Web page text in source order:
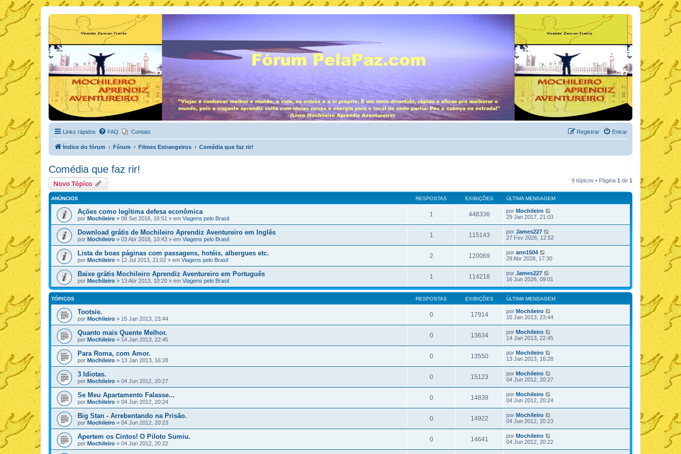
Links rápidos FAQ Contato Entrar
Registrar
Índice do fórum Fórum Filmes Estrangeiros Comédia que faz rir!
Comédia que faz rir!
Novo Tópico 9 tópicos • Página 1 de 1
ANÚNCIOS RESPOSTAS EXIBIÇÕES ÚLTIMA MENSAGEM
Ações como legítima defesa econômica
por Mochileiro » 08 Set 2016, 16:51 » em Viagens pelo Brasil
1 448336 por Mochileiro
29 Jan 2017, 21:03
Download grátis de Mochileiro Aprendiz Aventureiro em Inglês
por Mochileiro » 03 Abr 2016, 10:43 » em Viagens pelo Brasil
1 115143 por James227
27 Fev 2026, 12:52
Lista de boas páginas com passagens, hotéis, albergues etc.
por Mochileiro » 12 Jul 2013, 21:02 » em Viagens pelo Brasil
2 120069 por ann1504
29 Abr 2026, 17:30
Baixe grátis Mochileiro Aprendiz Aventureiro em Português
por Mochileiro » 13 Abr 2013, 10:20 » em Viagens pelo Brasil
1 114218 por James227
16 Jun 2026, 09:01
TÓPICOS RESPOSTAS EXIBIÇÕES ÚLTIMA MENSAGEM
Tootsie.
por Mochileiro » 15 Jan 2013, 23:44
0 17914 por Mochileiro
15 Jan 2013, 23:44
Quanto mais Quente Melhor.
por Mochileiro » 14 Jan 2013, 22:45
0 13634 por Mochileiro
14 Jan 2013, 22:45
Para Roma, com Amor.
por Mochileiro » 13 Jan 2013, 16:28
0 13550 por Mochileiro
13 Jan 2013, 16:28
3 Idiotas.
por Mochileiro » 04 Jun 2012, 20:27
0 15123 por Mochileiro
04 Jun 2012, 20:27
Se Meu Apartamento Falasse...
por Mochileiro » 04 Jun 2012, 20:24
0 14839 por Mochileiro
04 Jun 2012, 20:24
Big Stan - Arrebentando na Prisão.
por Mochileiro » 04 Jun 2012, 20:23
0 14922 por Mochileiro
04 Jun 2012, 20:23
Apertem os Cintos! O Piloto Sumiu.
por Mochileiro » 04 Jun 2012, 20:22
0 14641 por Mochileiro
04 Jun 2012, 20:22